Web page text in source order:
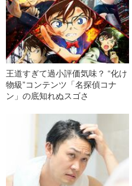
王道すぎて過小評価気味？ “化け
物級”コンテンツ「名探偵コナ
ン」の底知れぬスゴさ